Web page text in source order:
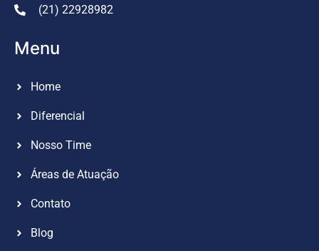
(21) 22928982
Menu
Home
Diferencial
Nosso Time
Áreas de Atuação
Contato
Blog